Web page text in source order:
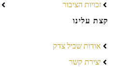
זכויות הציבור
קצת עלינו
אודות שביל צדק
יצירת קשר